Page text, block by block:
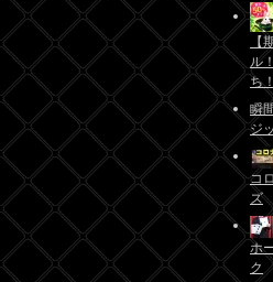
ル
ち
瞬
ジ
コ
ズ
ホ
ク